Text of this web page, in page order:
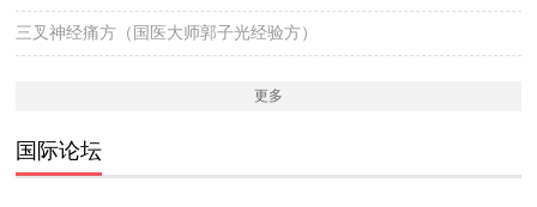
三叉神经痛方（国医大师郭子光经验方）
更多
国际论坛